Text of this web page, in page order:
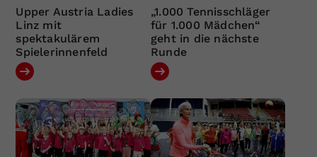
Upper Austria Ladies
Linz mit
spektakulärem
Spielerinnenfeld
„1.000 Tennisschläger
für 1.000 Mädchen“
geht in die nächste
Runde